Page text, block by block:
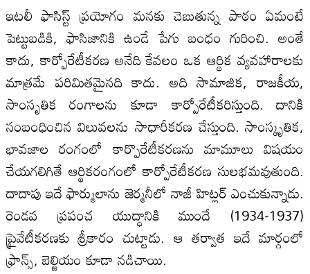
ఇటలీ ఫాసిస్ట్ ప్రయోగం మనకు చెబుతున్న పాఠం ఏమంటే
పెట్టుబడికి, ఫాసిజానికి ఉండే పేగు బంధం గురించి. అంతే
కాదు, కార్పోరేటీకరణ అనేది కేవలం ఒక ఆర్థిక వ్యవహారాలకు
మాత్రమే పరిమితమైనది కాదు. అది సామాజిక, రాజకీయ,
సాంసృతిక రంగాలను కూడా కార్పోరేటీకరిస్తుంది. దానికి
సంబంధించిన విలువలను సాధారీకరణ చేస్తుంది. సాంస్కృతిక,
భావజాల రంగంలో కార్పొరేటీకరణను మామూలు విషయం
చేయగలిగితే ఆర్థికరంగంలో కార్పోరేటీకరణ సులభమవుతుంది.
దాదాపు ఇదే ఫార్ములాను జెర్మనీలో నాజీ హిట్లర్ ఎంచుకున్నాడు.
రెండవ ప్రపంచ యుద్ధానికి ముందే (1934-1937)
ప్రైవేటీకరణకు శ్రీకారం చుట్టాడు. ఆ తర్వాత ఇదే మార్గంలో
ఫ్రాన్స్, బెల్జియం కూడా నడిచాయి.